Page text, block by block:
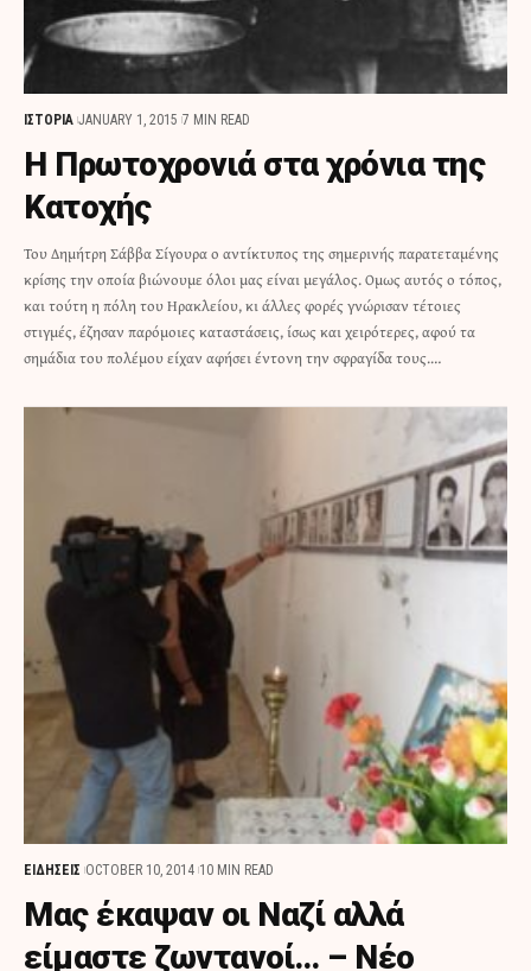
ΙΣΤΟΡΙΑ JANUARY 1, 2015 7 MIN READ
Η Πρωτοχρονιά στα χρόνια της
Κατοχής
Του Δημήτρη Σάββα Σίγουρα ο αντίκτυπος της σημερινής παρατεταμένης
κρίσης την οποία βιώνουμε όλοι μας είναι μεγάλος. Ομως αυτός ο τόπος,
και τούτη η πόλη του Ηρακλείου, κι άλλες φορές γνώρισαν τέτοιες
στιγμές, έζησαν παρόμοιες καταστάσεις, ίσως και χειρότερες, αφού τα
σημάδια του πολέμου είχαν αφήσει έντονη την σφραγίδα τους.…
ΕΙΔΗΣΕΙΣ OCTOBER 10, 2014 10 MIN READ
Μας έκαψαν οι Ναζί αλλά
είμαστε ζωντανοί… – Νέο